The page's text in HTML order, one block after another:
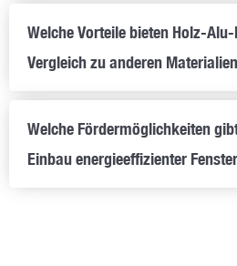
Welche Vorteile bieten Holz-
Vergleich zu anderen
Welche Fördermöglichkeiten
Einbau energieeffizienter